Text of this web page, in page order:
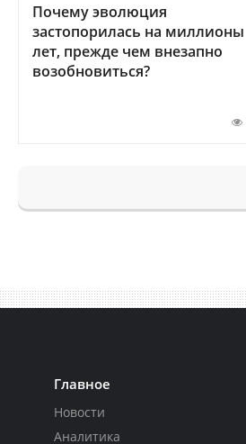
Почему эволюция
застопорилась на миллионы
лет, прежде чем внезапно
возобновиться?
Главное
Новости
Аналитика